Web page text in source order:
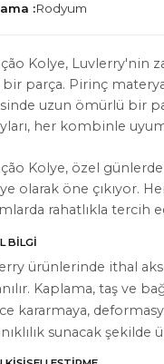
:Rodyum
Kolye, Luvlerry'nin
bir parça. Pirinç
uzun ömürlü bir
her kombinle
Kolye, özel
olarak öne çıkıyor.
rahatlıkla tercih
BILGI
ürünlerinde ithal
Kaplama, taş ve
kararmaya,
sunacak şekilde